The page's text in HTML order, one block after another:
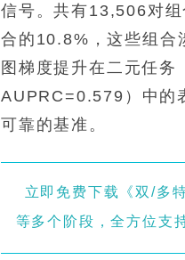
信号。共有13,506对
合的10.8%，这些组合
图梯度提升在二元任
AUPRC=0.579）中的
可靠的基准。
立即免费下载《双/多
等多个阶段，全方位支